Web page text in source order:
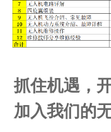
抓住机遇，
加入我们的